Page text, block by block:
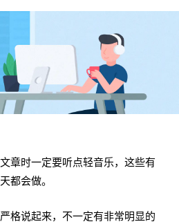
章时一定要听点轻音乐，这些有
都会做。
格说起来，不一定有非常明显的